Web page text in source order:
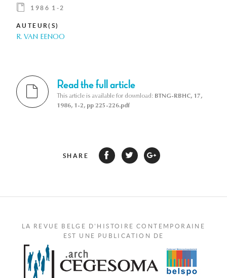
1986 1-2
AUTEUR(S)
R. VAN EENOO
Read the full article
This article is available for download: BTNG-RBHC, 17,
1986, 1-2, pp 225-226.pdf
SHARE
LA REVUE BELGE D'HISTOIRE CONTEMPORAINE
EST UNE PUBLICATION DE